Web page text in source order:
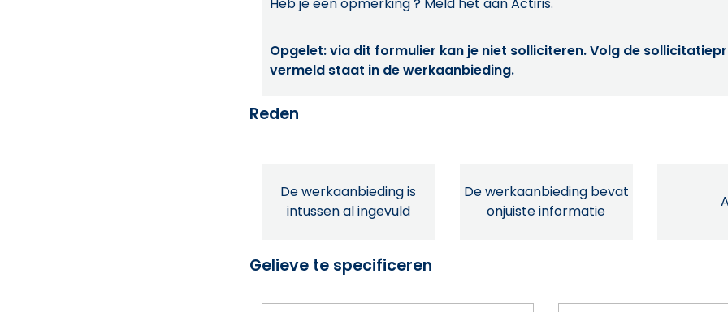
Opgelet: via dit formulier kan je niet solliciteren. Volg de
vermeld staat in de werkaanbieding.
Reden
De werkaanbieding is
intussen al ingevuld
De werkaanbieding bevat
onjuiste informatie
Gelieve te specificeren